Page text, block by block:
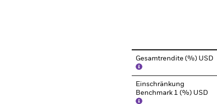
Gesamtrendite (%) USD
Einschränkung
Benchmark 1 (%) USD